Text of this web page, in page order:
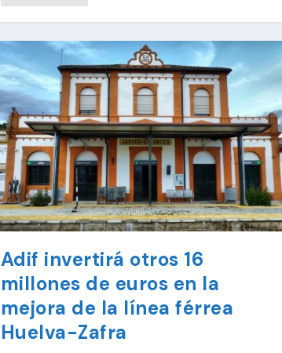
Adif invertirá otros 16
millones de euros en la
mejora de la línea férrea
Huelva-Zafra